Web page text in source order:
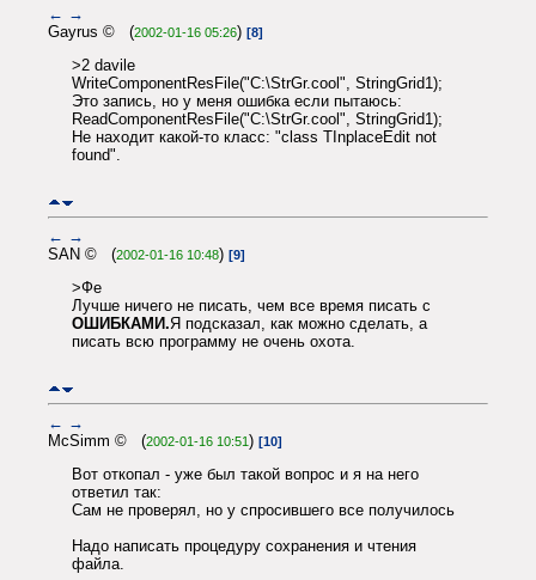
← →
Gayrus © (2002-01-16 05:26) [8]
>2 davile
WriteComponentResFile("C:\StrGr.cool", StringGrid1);
Это запись, но у меня ошибка если пытаюсь:
ReadComponentResFile("C:\StrGr.cool", StringGrid1);
Не находит какой-то класс: "class TInplaceEdit not
found".
← →
SAN © (2002-01-16 10:48) [9]
>Фе
Лучше ничего не писать, чем все время писать с
ОШИБКАМИ.Я подсказал, как можно сделать, а
писать всю программу не очень охота.
← →
McSimm © (2002-01-16 10:51) [10]
Вот откопал - уже был такой вопрос и я на него
ответил так:
Сам не проверял, но у спросившего все получилось
Надо написать процедуру сохранения и чтения
файла.